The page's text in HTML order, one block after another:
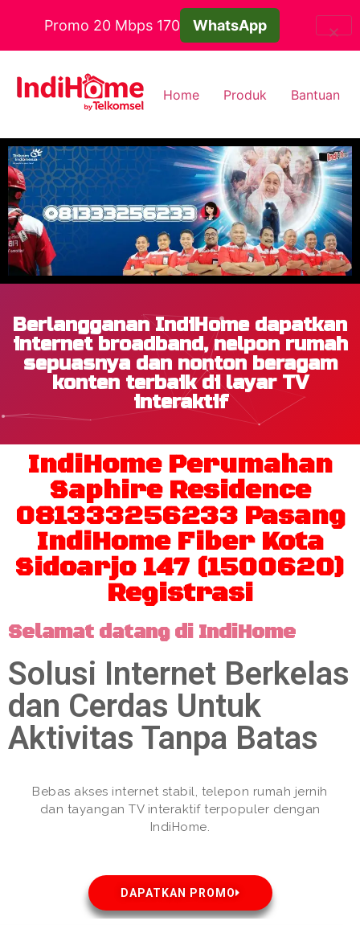
Home Produk Bantuan
Berlangganan IndiHome dapatkan
internet broadband, nelpon rumah
sepuasnya dan nonton beragam
konten terbaik di layar TV
interaktif
IndiHome Perumahan
Saphire Residence
081333256233 Pasang
IndiHome Fiber Kota
Sidoarjo 147 (1500620)
Registrasi
Selamat datang di IndiHome
Solusi Internet Berkelas
dan Cerdas Untuk
Aktivitas Tanpa Batas
Bebas akses internet stabil, telepon rumah jernih
dan tayangan TV interaktif terpopuler dengan
IndiHome.
DAPATKAN PROMO
Promo 20 Mbps 170 WhatsApp